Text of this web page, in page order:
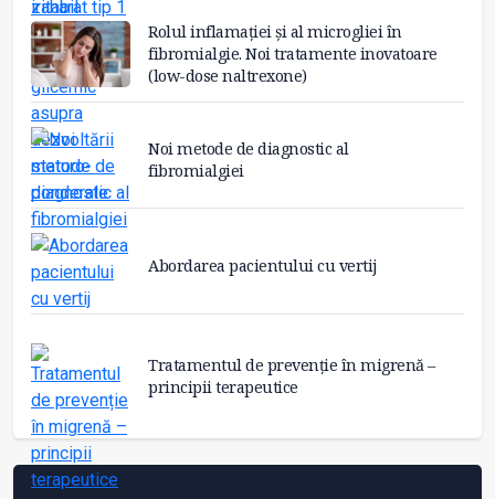
Rolul inflamației și al microgliei în
fibromialgie. Noi tratamente inovatoare
(low-dose naltrexone)
Noi metode de diagnostic al
fibromialgiei
Abordarea pacientului cu vertij
Tratamentul de prevenție în migrenă –
principii terapeutice